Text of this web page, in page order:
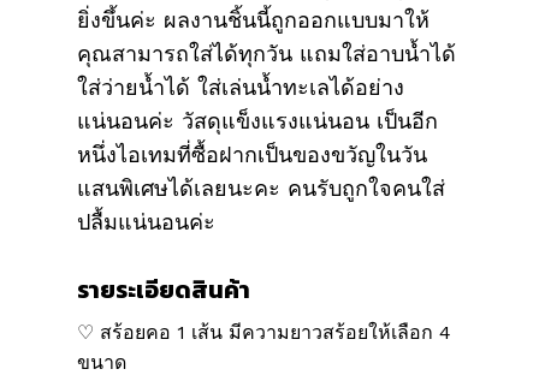
ยิ่งขึ้นค่ะ ผลงานชิ้นนี้ถูกออกแบบมาให้
คุณสามารถใส่ได้ทุกวัน แถมใส่อาบน้ำได้
ใส่ว่ายน้ำได้ ใส่เล่นน้ำทะเลได้อย่าง
แน่นอนค่ะ วัสดุแข็งแรงแน่นอน เป็นอีก
หนึ่งไอเทมที่ซื้อฝากเป็นของขวัญในวัน
แสนพิเศษได้เลยนะคะ คนรับถูกใจคนใส่
ปลื้มแน่นอนค่ะ
รายระเอียดสินค้า
♡ สร้อยคอ 1 เส้น มีความยาวสร้อยให้เลือก 4
ขนาด